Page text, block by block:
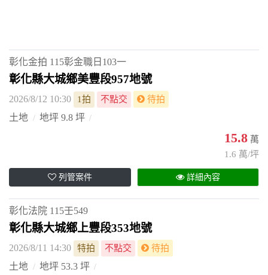
彰化金拍 115彰金職日103一
彰化縣大城鄉美豐段957地號
2026/8/12 10:30 1拍 不點交 待拍
土地 地坪 9.8 坪
15.8 萬
1.6 萬/坪
列管案件 詳細內容
彰化法院 115壬549
彰化縣大城鄉上豐段353地號
2026/8/11 14:30 特拍 不點交 待拍
土地 地坪 53.3 坪